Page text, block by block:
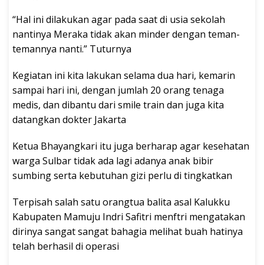
“Hal ini dilakukan agar pada saat di usia sekolah
nantinya Meraka tidak akan minder dengan teman-
temannya nanti.” Tuturnya
Kegiatan ini kita lakukan selama dua hari, kemarin
sampai hari ini, dengan jumlah 20 orang tenaga
medis, dan dibantu dari smile train dan juga kita
datangkan dokter Jakarta
Ketua Bhayangkari itu juga berharap agar kesehatan
warga Sulbar tidak ada lagi adanya anak bibir
sumbing serta kebutuhan gizi perlu di tingkatkan
Terpisah salah satu orangtua balita asal Kalukku
Kabupaten Mamuju Indri Safitri menftri mengatakan
dirinya sangat sangat bahagia melihat buah hatinya
telah berhasil di operasi